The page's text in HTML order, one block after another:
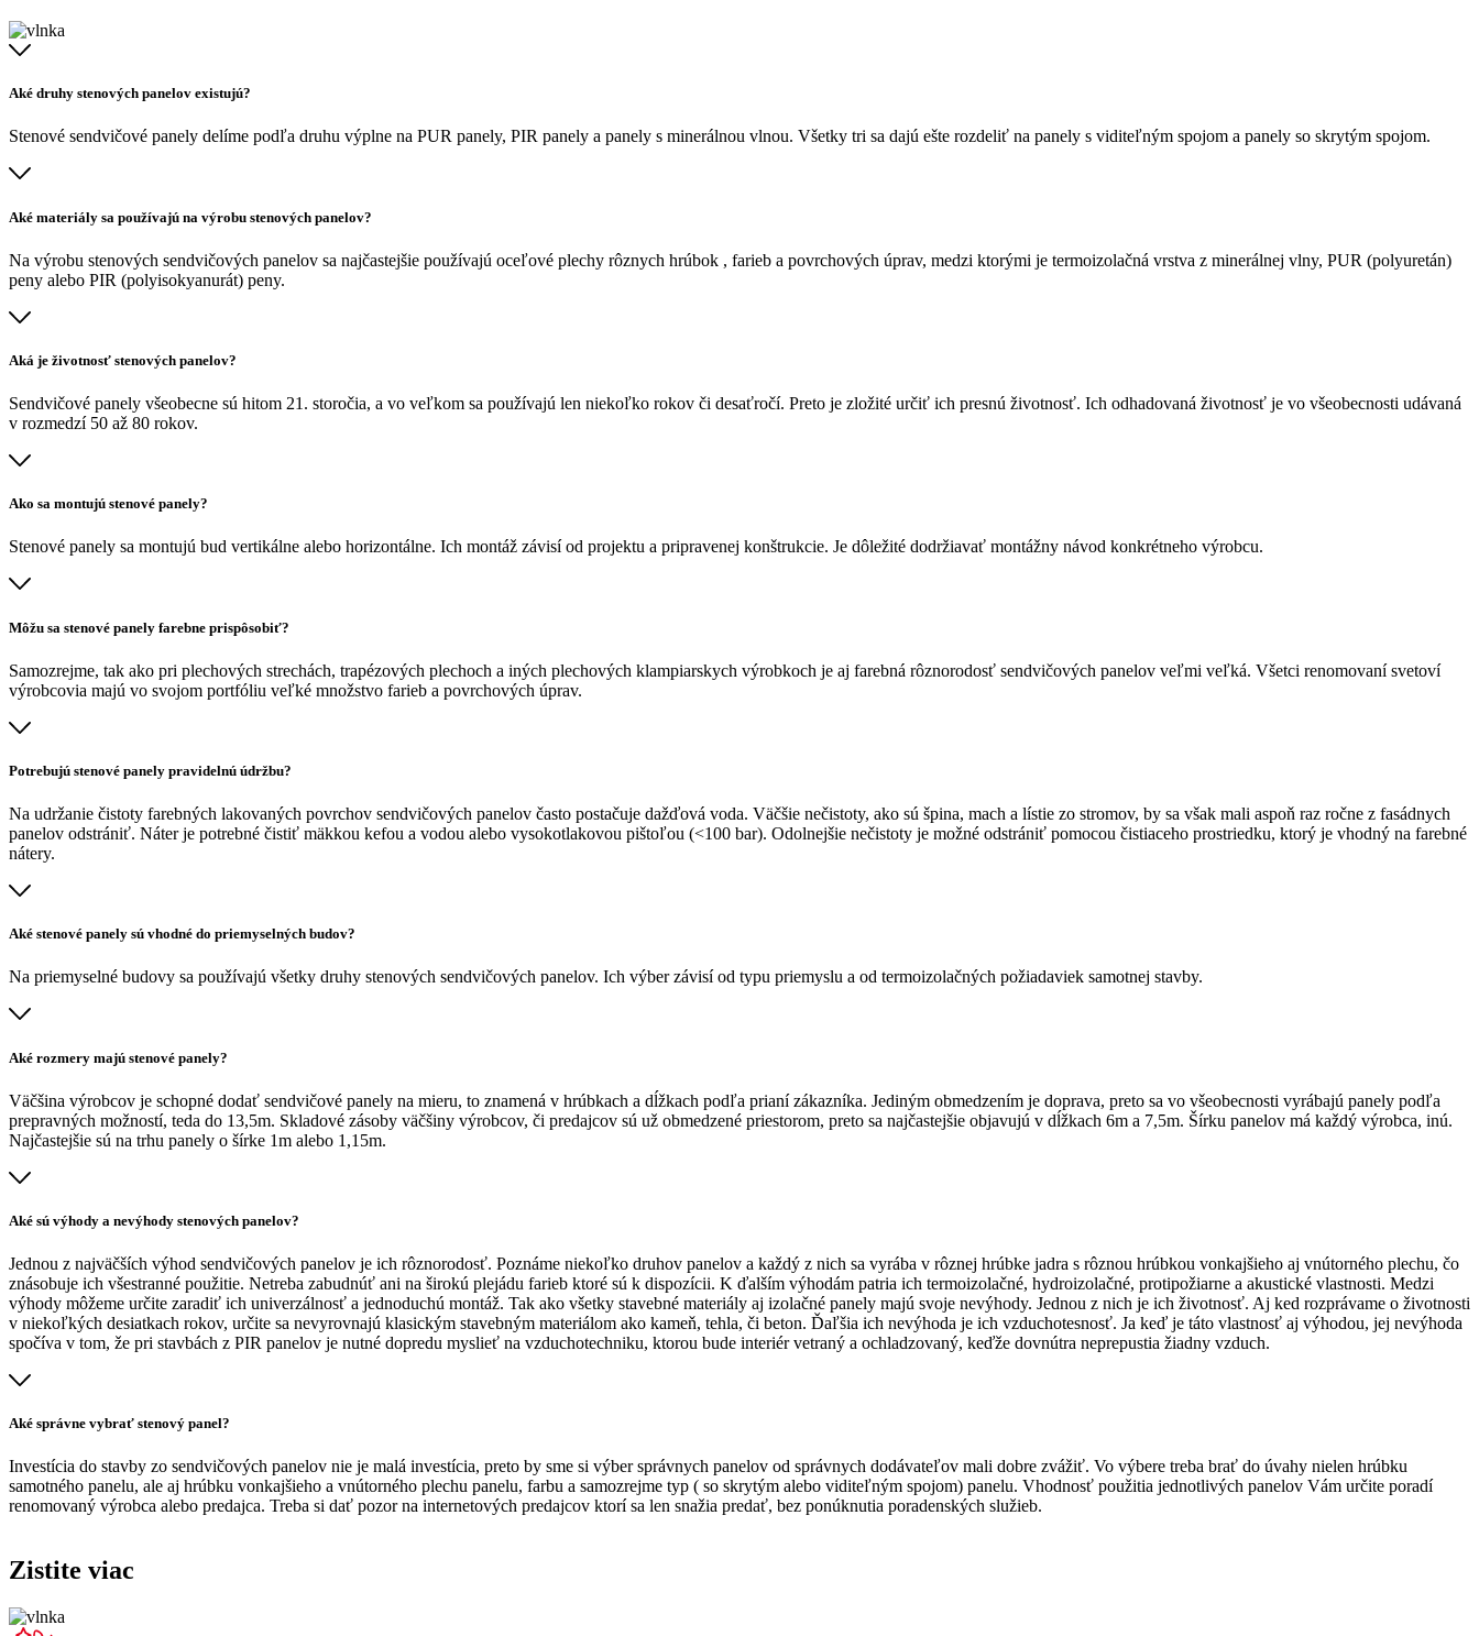
Aké druhy stenových panelov existujú?
Stenové sendvičové panely delíme podľa druhu výplne na PUR panely, PIR panely a panely s minerálnou vlnou. Všetky tri sa dajú ešte rozdeliť na panely s viditeľným spojom a panely so skrytým spojom.
Aké materiály sa používajú na výrobu stenových panelov?
Na výrobu stenových sendvičových panelov sa najčastejšie používajú oceľové plechy rôznych hrúbok , farieb a povrchových úprav, medzi ktorými je termoizolačná vrstva z minerálnej vlny, PUR (polyuretán)
peny alebo PIR (polyisokyanurát) peny.
Aká je životnosť stenových panelov?
Sendvičové panely všeobecne sú hitom 21. storočia, a vo veľkom sa používajú len niekoľko rokov či desaťročí. Preto je zložité určiť ich presnú životnosť. Ich odhadovaná životnosť je vo všeobecnosti udávaná
v rozmedzí 50 až 80 rokov.
Ako sa montujú stenové panely?
Stenové panely sa montujú bud vertikálne alebo horizontálne. Ich montáž závisí od projektu a pripravenej konštrukcie. Je dôležité dodržiavať montážny návod konkrétneho výrobcu.
Môžu sa stenové panely farebne prispôsobiť?
Samozrejme, tak ako pri plechových strechách, trapézových plechoch a iných plechových klampiarskych výrobkoch je aj farebná rôznorodosť sendvičových panelov veľmi veľká. Všetci renomovaní svetoví
výrobcovia majú vo svojom portfóliu veľké množstvo farieb a povrchových úprav.
Potrebujú stenové panely pravidelnú údržbu?
Na udržanie čistoty farebných lakovaných povrchov sendvičových panelov často postačuje dažďová voda. Väčšie nečistoty, ako sú špina, mach a lístie zo stromov, by sa však mali aspoň raz ročne z fasádnych
panelov odstrániť. Náter je potrebné čistiť mäkkou kefou a vodou alebo vysokotlakovou pištoľou (<100 bar). Odolnejšie nečistoty je možné odstrániť pomocou čistiaceho prostriedku, ktorý je vhodný na farebné
nátery.
Aké stenové panely sú vhodné do priemyselných budov?
Na priemyselné budovy sa používajú všetky druhy stenových sendvičových panelov. Ich výber závisí od typu priemyslu a od termoizolačných požiadaviek samotnej stavby.
Aké rozmery majú stenové panely?
Väčšina výrobcov je schopné dodať sendvičové panely na mieru, to znamená v hrúbkach a dĺžkach podľa prianí zákazníka. Jediným obmedzením je doprava, preto sa vo všeobecnosti vyrábajú panely podľa
prepravných možností, teda do 13,5m. Skladové zásoby väčšiny výrobcov, či predajcov sú už obmedzené priestorom, preto sa najčastejšie objavujú v dĺžkach 6m a 7,5m. Šírku panelov má každý výrobca, inú.
Najčastejšie sú na trhu panely o šírke 1m alebo 1,15m.
Aké sú výhody a nevýhody stenových panelov?
Jednou z najväčších výhod sendvičových panelov je ich rôznorodosť. Poznáme niekoľko druhov panelov a každý z nich sa vyrába v rôznej hrúbke jadra s rôznou hrúbkou vonkajšieho aj vnútorného plechu, čo
znásobuje ich všestranné použitie. Netreba zabudnúť ani na širokú plejádu farieb ktoré sú k dispozícii. K ďalším výhodám patria ich termoizolačné, hydroizolačné, protipožiarne a akustické vlastnosti. Medzi
výhody môžeme určite zaradiť ich univerzálnosť a jednoduchú montáž. Tak ako všetky stavebné materiály aj izolačné panely majú svoje nevýhody. Jednou z nich je ich životnosť. Aj ked rozprávame o životnosti
v niekoľkých desiatkach rokov, určite sa nevyrovnajú klasickým stavebným materiálom ako kameň, tehla, či beton. Ďaľšia ich nevýhoda je ich vzduchotesnosť. Ja keď je táto vlastnosť aj výhodou, jej nevýhoda
spočíva v tom, že pri stavbách z PIR panelov je nutné dopredu myslieť na vzduchotechniku, ktorou bude interiér vetraný a ochladzovaný, keďže dovnútra neprepustia žiadny vzduch.
Aké správne vybrať stenový panel?
Investícia do stavby zo sendvičových panelov nie je malá investícia, preto by sme si výber správnych panelov od správnych dodávateľov mali dobre zvážiť. Vo výbere treba brať do úvahy nielen hrúbku
samotného panelu, ale aj hrúbku vonkajšieho a vnútorného plechu panelu, farbu a samozrejme typ ( so skrytým alebo viditeľným spojom) panelu. Vhodnosť použitia jednotlivých panelov Vám určite poradí
renomovaný výrobca alebo predajca. Treba si dať pozor na internetových predajcov ktorí sa len snažia predať, bez ponúknutia poradenských služieb.
Zistite viac